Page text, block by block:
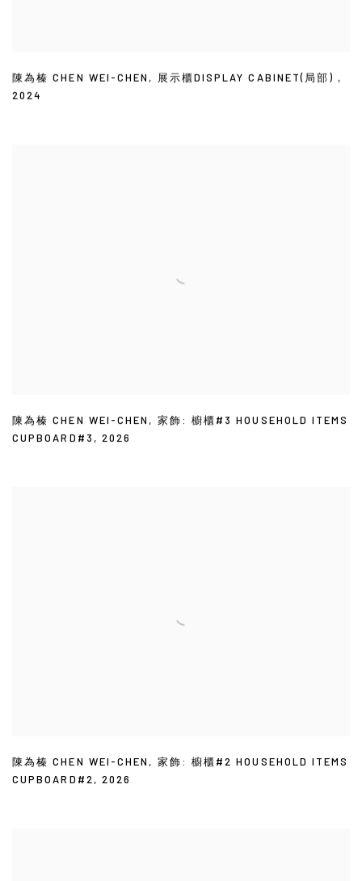
陳為榛 CHEN WEI-CHEN , 展示櫃DISPLAY CABINET(局部) ,
2024
陳為榛 CHEN WEI-CHEN , 家飾: 櫥櫃#3 HOUSEHOLD ITEMS
CUPBOARD#3 , 2026
陳為榛 CHEN WEI-CHEN , 家飾: 櫥櫃#2 HOUSEHOLD ITEMS
CUPBOARD#2, 2026